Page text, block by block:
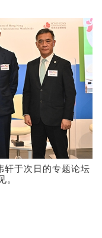
轩于次日的专题论坛
。